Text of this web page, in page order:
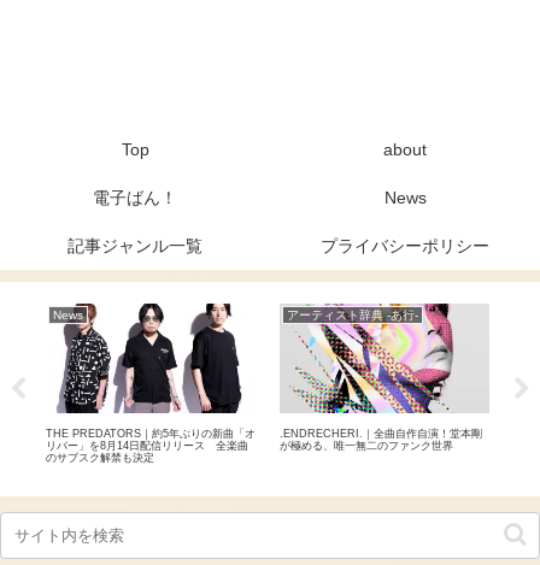
Top about
電子ばん！ News
記事ジャンル一覧 プライバシーポリシー
News
THE PREDATORS｜約5年ぶりの新曲「オ
リバー」を8月14日配信リリース 全楽曲
のサブスク解禁も決定
アーティスト辞典 -あ行-
.ENDRECHERI.｜全曲自作自演！堂本剛
が極める、唯一無二のファンク世界